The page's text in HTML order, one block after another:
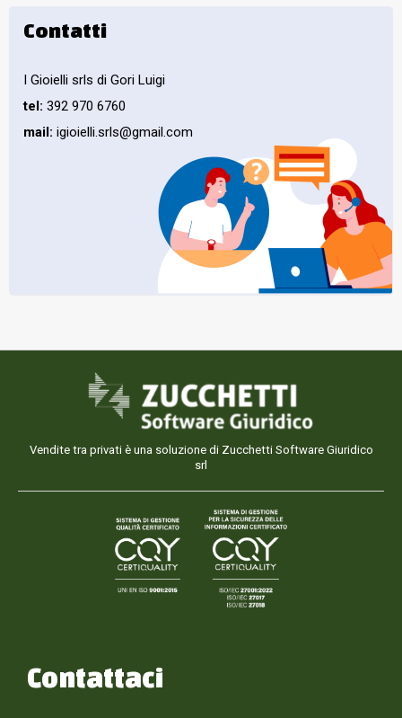
Contatti
I Gioielli srls di Gori Luigi
tel: 392 970 6760
mail: igioielli.srls@gmail.com
Vendite tra privati è una soluzione di Zucchetti Software Giuridico
srl
Contattaci